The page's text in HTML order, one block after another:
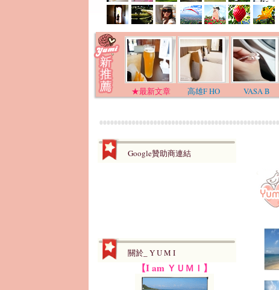
★最新文章 高雄F HO VASA B
Google贊助商連結
關於_ Y U M I
【I am ＹＵＭＩ】